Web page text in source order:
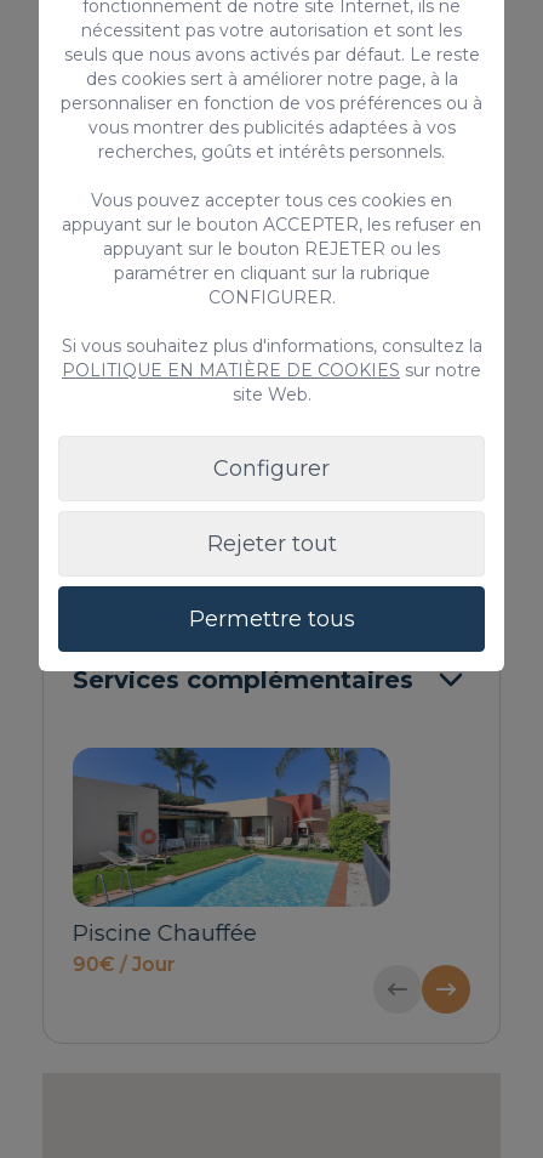
Numéro d'enregistrement national de location
à court terme :
ESFCTU00003500700060694800000000000
00000VV35100023321
ÉQUIPEMENT
Bouilloire
Ustensiles de cuisine fournis
Draps et serviettes
Fer / Planche à repasser
Services complémentaires
Lit bébé & Chaise haute
Consulter
pour 1-4
60€ /
fonctionnement de notre site Internet, ils ne
nécessitent pas votre autorisation et sont les
seuls que nous avons activés par défaut. Le reste
des cookies sert à améliorer notre page, à la
personnaliser en fonction de vos préférences ou à
vous montrer des publicités adaptées à vos
recherches, goûts et intérêts personnels.
Vous pouvez accepter tous ces cookies en
appuyant sur le bouton ACCEPTER, les refuser en
appuyant sur le bouton REJETER ou les
paramétrer en cliquant sur la rubrique
CONFIGURER.
Si vous souhaitez plus d'informations, consultez la
POLITIQUE EN MATIÈRE DE COOKIES sur notre
site Web.
Configurer
Rejeter tout
Permettre tous